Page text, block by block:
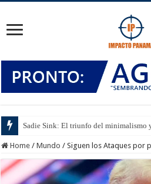
Sadie Sink: El triunfo del minimalismo
Home / Mundo / Siguen los Ataques por